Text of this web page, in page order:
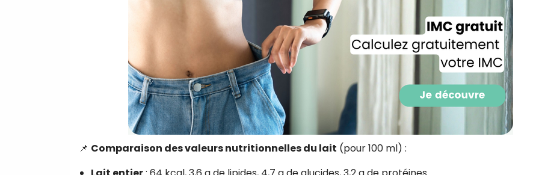
📌 Comparaison des valeurs nutritionnelles du lait (pour 100 ml) :
Je consens à ce que la société
Prisma Players analyse le taux
des courriels pour mesurer et
performances des campagnes.
pourrons savoir si vous ouvrez les
l'heure à laquelle vous le faites ainsi
des informations sur le terminal que
utilisez. Pour en savoir plus sur ces
voir notrepolitique de confidentialité
Je reçois mon cadeau !
Votre adresse email sera utilisée par Digital Prisma
envoyer votre newsletter contenant des offres
désabonnement intégré dans la newsletter. Pour en